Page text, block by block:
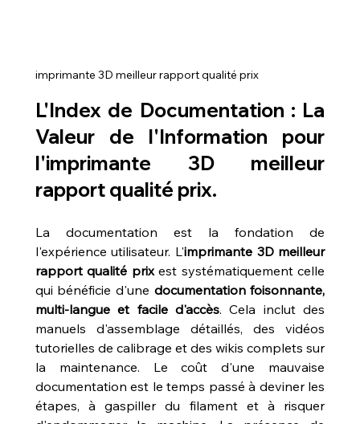
imprimante 3D meilleur rapport qualité prix
L'Index de Documentation : La
Valeur de l'Information pour
l'imprimante 3D meilleur
rapport qualité prix.
La documentation est la fondation de
l'expérience utilisateur. L'imprimante 3D meilleur
rapport qualité prix est systématiquement celle
qui bénéficie d'une documentation foisonnante,
multi-langue et facile d'accès. Cela inclut des
manuels d'assemblage détaillés, des vidéos
tutorielles de calibrage et des wikis complets sur
la maintenance. Le coût d'une mauvaise
documentation est le temps passé à deviner les
étapes, à gaspiller du filament et à risquer